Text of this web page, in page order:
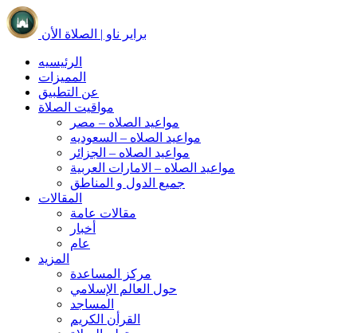
براير ناو | الصلاة الأن
الرئيسيه
المميزات
عن التطبيق
مواقيت الصلاة
مواعيد الصلاه – مصر
مواعيد الصلاه – السعوديه
مواعيد الصلاه – الجزائر
مواعيد الصلاه – الامارات العربية
جميع الدول و المناطق
المقالات
مقالات عامة
أخبار
عام
المزيد
مركز المساعدة
حول العالم الإسلامي
المساجد
القرأن الكريم